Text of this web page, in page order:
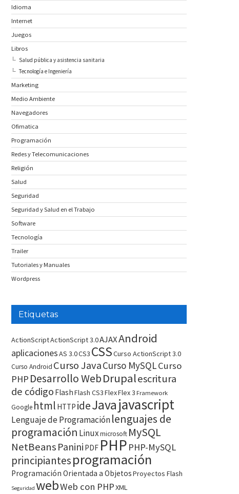
Idioma
Internet
Juegos
Libros
Salud pública y asistencia sanitaria
Tecnología e Ingeniería
Marketing
Medio Ambiente
Navegadores
Ofimatica
Programación
Redes y Telecomunicaciones
Religión
Salud
Seguridad
Seguridad y Salud en el Trabajo
Software
Tecnología
Trailer
Tutoriales y Manuales
Wordpress
Etiquetas
ActionScriptActionScript 3.0AJAXAndroid
aplicacionesAS 3.0CS3 CSSCurso ActionScript 3.0
Curso Android Curso JavaCurso MySQLCurso
PHP Desarrollo WebDrupalescritura
de código FlashFlash CS3FlexFlex 3 Framework
Google html HTTP ideJavajavascript
Lenguaje de Programaciónlenguajes de
programación Linuxmicrosoft MySQL
NetBeans Panini PDF PHP PHP-MySQL
principiantesprogramación
Programación Orientada a ObjetosProyectos Flash
Seguridad webWeb con PHPXML